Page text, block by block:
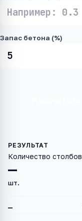
Запас бетона (%)
—
Количество столбов
шт.
—